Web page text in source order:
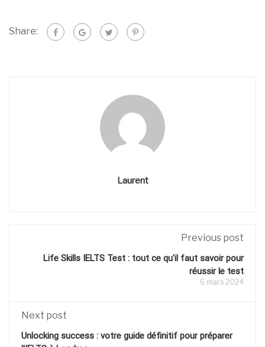
Share:
Laurent
Previous post
Life Skills IELTS Test : tout ce qu'il faut savoir pour
réussir le test
6 mars 2024
Next post
Unlocking success : votre guide définitif pour préparer